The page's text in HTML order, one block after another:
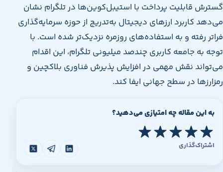
گسترش قابلیت پرداخت با استیبل‌کوین‌ها در تلگرام نشان
می‌دهد کاربرد ارزهای دیجیتال به‌تدریج از حوزه سرمایه‌گذاری
فراتر رفته و به استفاده‌های روزمره نزدیک‌تر شده است. با
توجه به جامعه کاربری چندصد میلیونی تلگرام، این اقدام
می‌تواند نقش مهمی در افزایش پذیرش فناوری بلاکچین و
رمزارزها در سطح جهانی ایفا کند.
به این مقاله چه امتیازی می‌دهید؟
اشتراک‌گذاری